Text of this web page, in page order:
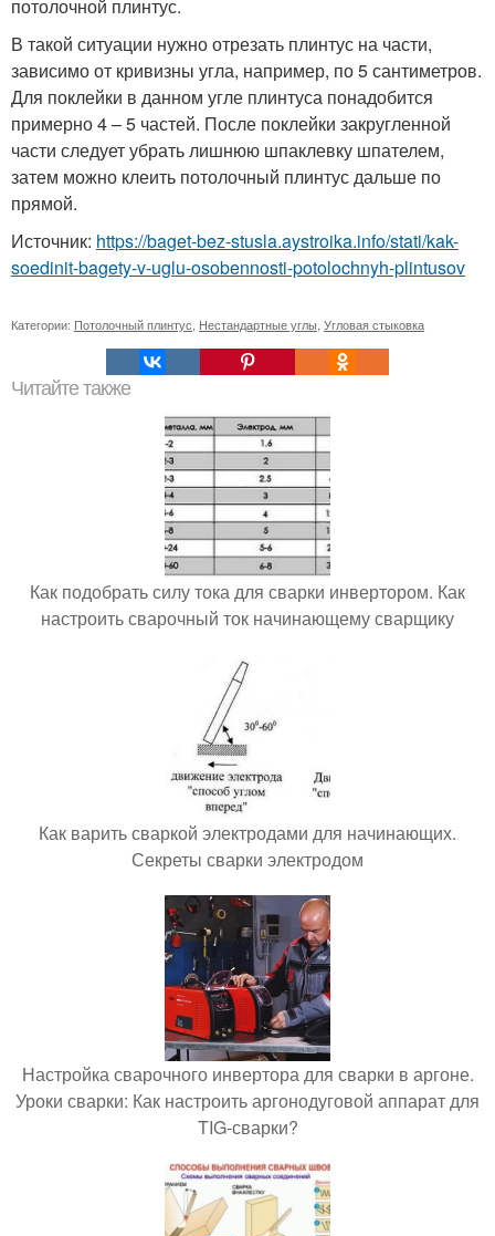
потолочной плинтус.
В такой ситуации нужно отрезать плинтус на части,
зависимо от кривизны угла, например, по 5 сантиметров.
Для поклейки в данном угле плинтуса понадобится
примерно 4 – 5 частей. После поклейки закругленной
части следует убрать лишнюю шпаклевку шпателем,
затем можно клеить потолочный плинтус дальше по
прямой.
Источник: https://baget-bez-stusla.aystroika.info/stati/kak-
soedinit-bagety-v-uglu-osobennosti-potolochnyh-plintusov
Категории: Потолочный плинтус Нестандартные углы Угловая стыковка
Читайте также
Как подобрать силу тока для сварки инвертором. Как
настроить сварочный ток начинающему сварщику
Как варить сваркой электродами для начинающих.
Секреты сварки электродом
Настройка сварочного инвертора для сварки в аргоне.
Уроки сварки: Как настроить аргонодуговой аппарат для
TIG-сварки?